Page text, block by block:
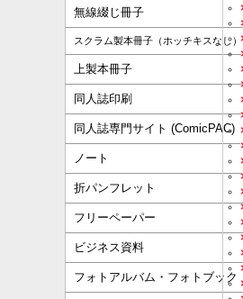
無線綴じ冊子
スクラム製本冊子（ホッチキスなし）
上製本冊子
同人誌印刷
同人誌専門サイト (ComicPAC)
ノート
折パンフレット
フリーペーパー
ビジネス資料
フォトアルバム・フォトブック